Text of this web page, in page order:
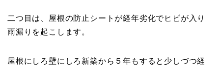
二つ目は、屋根の防止シートが経年劣化でヒビが入り
雨漏りを起こします。
屋根にしろ壁にしろ新築から５年もすると少しづつ経